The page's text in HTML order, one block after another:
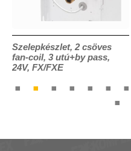
Szelepkészlet, 2 csöves
fan-coil, 3 utú+by pass,
24V, FX/FXE